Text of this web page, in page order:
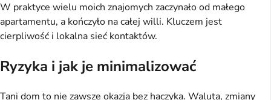
W praktyce wielu moich znajomych zaczynało od małego
apartamentu, a kończyło na całej willi. Kluczem jest
cierpliwość i lokalna sieć kontaktów.
Ryzyka i jak je minimalizować
Tani dom to nie zawsze okazja bez haczyka. Waluta, zmiany